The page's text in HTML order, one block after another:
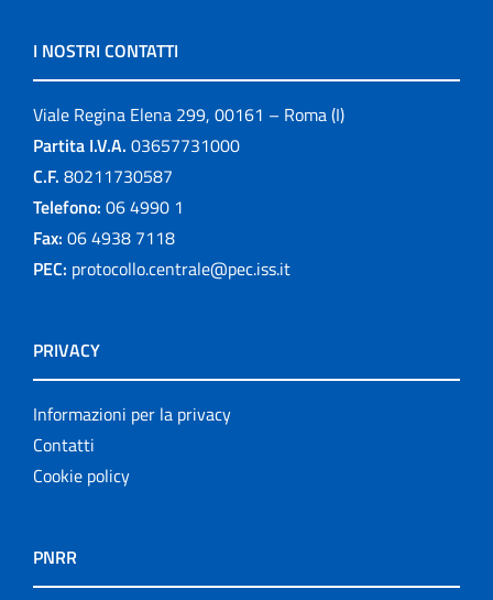
I NOSTRI CONTATTI
Viale Regina Elena 299, 00161 – Roma (I)
Partita I.V.A. 03657731000
C.F. 80211730587
Telefono: 06 4990 1
Fax: 06 4938 7118
PEC: protocollo.centrale@pec.iss.it
PRIVACY
Informazioni per la privacy
Contatti
Cookie policy
PNRR